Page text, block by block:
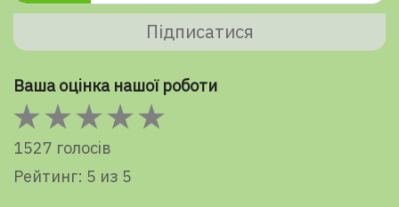
Підписатися
Ваша оцінка нашої роботи
1527 голосів
Рейтинг: 5 из 5